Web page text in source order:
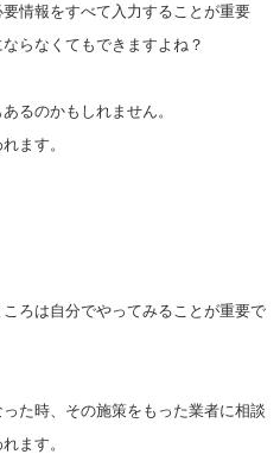
情報をすべて入力することが重要
らなくてもできますよね？
るのかもしれません。
ます。
ろは自分でやってみることが重要で
た時、その施策をもった業者に相談
ます。